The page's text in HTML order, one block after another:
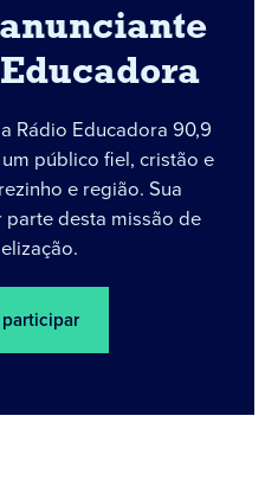
Rádio Educadora 90,9
público fiel, cristão e
e região. Sua
desta missão de